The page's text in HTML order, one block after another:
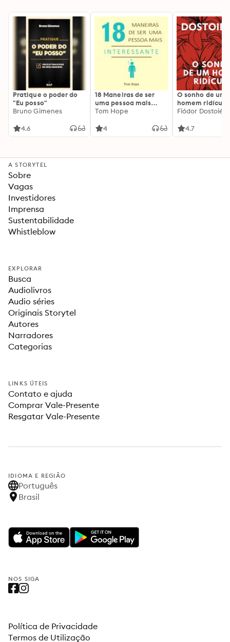
Pratique o poder do
"Eu posso"
Bruno Gimenes
4.6
18 Maneiras de ser
uma pessoa mais
interessante
Tom Hope
4
O sonho de um
homem ridículo
Fiódor
4.7
A STORYTEL
Sobre
Vagas
Investidores
Imprensa
Sustentabilidade
Whistleblow
EXPLORAR
Busca
Audiolivros
Audio séries
Originais Storytel
Autores
Narradores
Categorias
LINKS ÚTEIS
Contato e ajuda
Comprar Vale-Presente
Resgatar Vale-Presente
IDIOMA E REGIÃO
Português
Brasil
NOS SIGA
Política de Privacidade
Termos de Utilização